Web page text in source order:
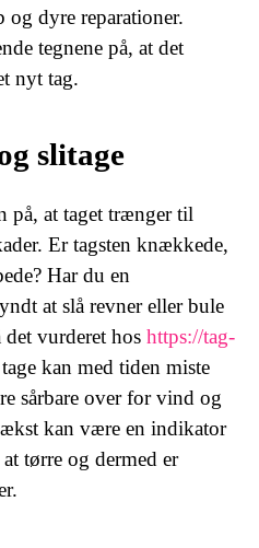
og dyre reparationer.
tegnene på, at det
nyt tag.
slitage
på, at taget trænger til
Er tagsten knækkede,
Har du en
at slå revner eller bule
det vurderet hos https://tag-
kan med tiden miste
sårbare over for vind og
kan være en indikator
tørre og dermed er